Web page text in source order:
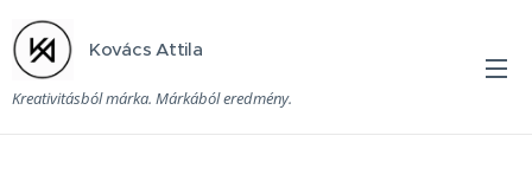
Kovács Attila
Kreativitásból márka. Márkából eredmény.